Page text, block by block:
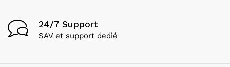
24/7 Support
SAV et support dedié